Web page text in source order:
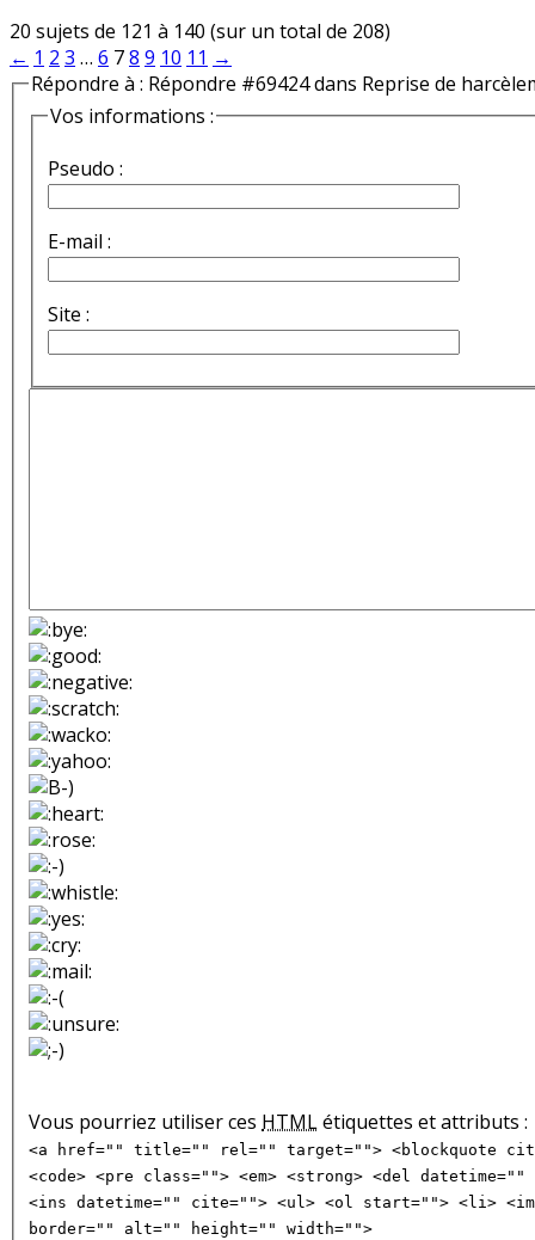
20 sujets de 121 à 140 (sur un total de 208)
← 1 2 3 … 6 78 9 10 11 →
Répondre à : Répondre #69424 dans Reprise de
Vos informations :
Pseudo :
E-mail :
Site :
Vous pourriez utiliser ces HTMLétiquettes et attributs :
<a href="" title="" rel="" target=""> <blockquote
<code> <pre class=""> <em> <strong> <del
<ins datetime="" cite=""> <ul> <ol start=""> <li>
border="" alt="" height="" width="">